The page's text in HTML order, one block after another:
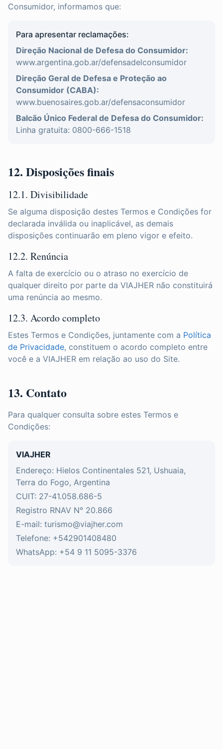
Consumidor, informamos que:
Para apresentar reclamações:
Direção Nacional de Defesa do Consumidor:
www.argentina.gob.ar/defensadelconsumidor
Direção Geral de Defesa e Proteção ao
Consumidor (CABA):
www.buenosaires.gob.ar/defensaconsumidor
Balcão Único Federal de Defesa do Consumidor:
Linha gratuita: 0800-666-1518
12. Disposições finais
12.1. Divisibilidade
Se alguma disposição destes Termos e Condições for
declarada inválida ou inaplicável, as demais
disposições continuarão em pleno vigor e efeito.
12.2. Renúncia
A falta de exercício ou o atraso no exercício de
qualquer direito por parte da VIAJHER não constituirá
uma renúncia ao mesmo.
12.3. Acordo completo
Estes Termos e Condições, juntamente com a Política
de Privacidade, constituem o acordo completo entre
você e a VIAJHER em relação ao uso do Site.
13. Contato
Para qualquer consulta sobre estes Termos e
Condições:
VIAJHER
Endereço: Hielos Continentales 521, Ushuaia,
Terra do Fogo, Argentina
CUIT: 27-41.058.686-5
Registro RNAV N° 20.866
E-mail: turismo@viajher.com
Telefone: +542901408480
WhatsApp: +54 9 11 5095-3376